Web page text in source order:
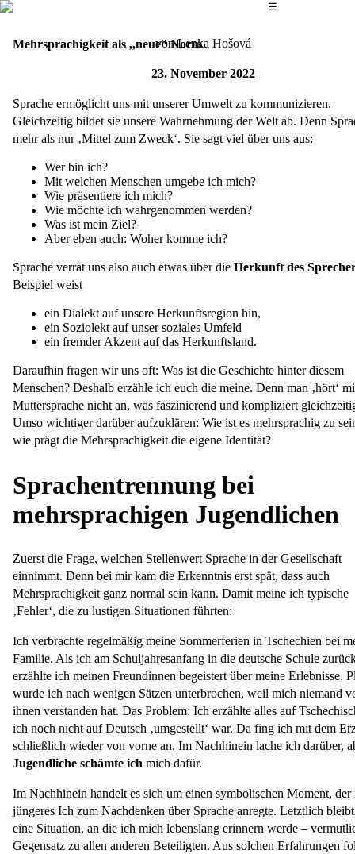
Das
☰
Mehrsprachigkeit als ,,neue“ Normvon Lenka Hošová
23. November 2022
Sprache ermöglicht uns mit unserer Umwelt zu kommunizieren.
Gleichzeitig bildet sie unsere Wahrnehmung der Welt ab. Denn
mehr als nur ‚Mittel zum Zweck‘. Sie sagt viel über uns aus:
Wer bin ich?
Mit welchen Menschen umgebe ich mich?
Wie präsentiere ich mich?
Wie möchte ich wahrgenommen werden?
Was ist mein Ziel?
Aber eben auch: Woher komme ich?
Sprache verrät uns also auch etwas über die Herkunft des
Beispiel weist
ein Dialekt auf unsere Herkunftsregion hin,
ein Soziolekt auf unser soziales Umfeld
ein fremder Akzent auf das Herkunftsland.
Daraufhin fragen wir uns oft: Was ist die Geschichte hinter diesem
Menschen? Deshalb erzähle ich euch die meine. Denn man ‚hört‘
Muttersprache nicht an, was faszinierend und kompliziert
Umso wichtiger darüber aufzuklären: Wie ist es mehrsprachig zu
wie prägt die Mehrsprachigkeit die eigene Identität?
Sprachentrennung bei
mehrsprachigen Jugendlichen
Zuerst die Frage, welchen Stellenwert Sprache in der Gesellschaft
einnimmt. Denn bei mir kam die Erkenntnis erst spät, dass auch
Mehrsprachigkeit ganz normal sein kann. Damit meine ich typische
‚Fehler‘, die zu lustigen Situationen führten:
Ich verbrachte regelmäßig meine Sommerferien in Tschechien bei
Familie. Als ich am Schuljahresanfang in die deutsche Schule
erzählte ich meinen Freundinnen begeistert über meine Erlebnisse.
wurde ich nach wenigen Sätzen unterbrochen, weil mich niemand
ihnen verstanden hat. Das Problem: Ich erzählte alles auf
ich noch nicht auf Deutsch ‚umgestellt‘ war. Da fing ich mit dem
schließlich wieder von vorne an. Im Nachhinein lache ich darüber,
Jugendliche schämte ich mich dafür.
Im Nachhinein handelt es sich um einen symbolischen Moment, der
jüngeres Ich zum Nachdenken über Sprache anregte. Letztlich
eine Situation, an die ich mich lebenslang erinnern werde –
Gegensatz zu allen anderen Beteiligten. Aus solchen Erfahrungen